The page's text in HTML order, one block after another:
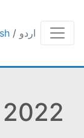
/ اردو